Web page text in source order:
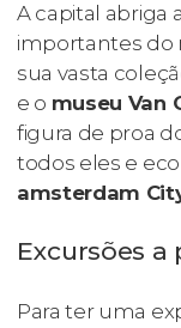
A capital abriga
importantes do
sua vasta
e o museu Van
figura de proa
todos eles e
amsterdam
Excursões
Para ter uma